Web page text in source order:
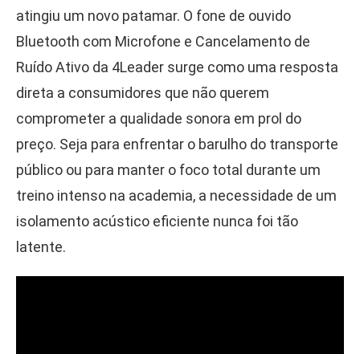
atingiu um novo patamar. O fone de ouvido
Bluetooth com Microfone e Cancelamento de
Ruído Ativo da 4Leader surge como uma resposta
direta a consumidores que não querem
comprometer a qualidade sonora em prol do
preço. Seja para enfrentar o barulho do transporte
público ou para manter o foco total durante um
treino intenso na academia, a necessidade de um
isolamento acústico eficiente nunca foi tão
latente.